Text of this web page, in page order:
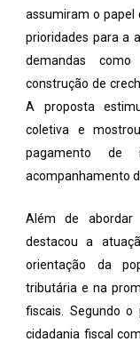
assumiram o papel
prioridades para a
demandas
construção de
A proposta
coletiva e
pagamento de
acompanhamento
Além de abordar
destacou a
orientação da
tributária e na
fiscais. Segundo o
cidadania fiscal